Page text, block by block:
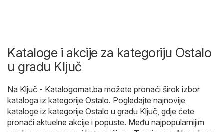
Kataloge i akcije za kategoriju Ostalo
u gradu Ključ
Na Ključ - Katalogomat.ba možete pronaći širok izbor
kataloga iz kategorije Ostalo. Pogledajte najnovije
kataloge iz kategorije Ostalo u gradu Ključ, gdje ćete
pronaći aktuelne akcije i popuste. Među najpopularnijim